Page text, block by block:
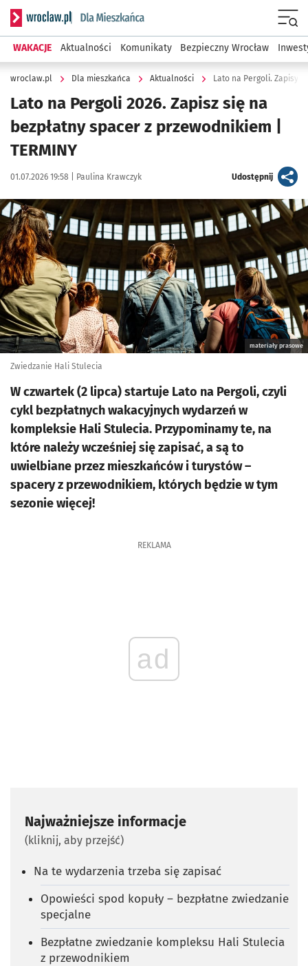
Serwis informacyjny wroclaw.pl podserwis: Dla mieszkańca
WAKACJE Aktualności Komunikaty Bezpieczny Wrocław
wroclaw.pl Dla mieszkańca Aktualności Lato na Pergoli. Zapisy
Lato na Pergoli 2026. Zapisz się na
bezpłatny spacer z przewodnikiem |
TERMINY
Data publikacji:
01.07.2026 19:58 | Autor:
Paulina Krawczyk Udostępnijartykuł
Kliknij, aby powiększyć
materiały prasowe
Zwiedzanie Hali Stulecia
W czwartek (2 lipca) startuje Lato na Pergoli, czyli
cykl bezpłatnych wakacyjnych wydarzeń w
kompleksie Hali Stulecia. Przypominamy te, na
które należy wcześniej się zapisać, a są to
uwielbiane przez mieszkańców i turystów –
spacery z przewodnikiem, których będzie w tym
sezonie więcej!
REKLAMA
ad
Najważniejsze informacje
(kliknij, aby przejść)
Na te wydarzenia trzeba się zapisać
Opowieści spod kopuły – bezpłatne zwiedzanie
specjalne
Bezpłatne zwiedzanie kompleksu Hali Stulecia
z przewodnikiem